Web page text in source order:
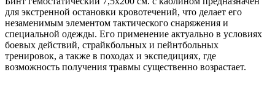
для экстренной остановки кровотечений, что делает его
незаменимым элементом тактического снаряжения и
специальной одежды. Его применение актуально в условиях
боевых действий, страйкбольных и пейнтбольных
тренировок, а также в походах и экспедициях, где
возможность получения травмы существенно возрастает.